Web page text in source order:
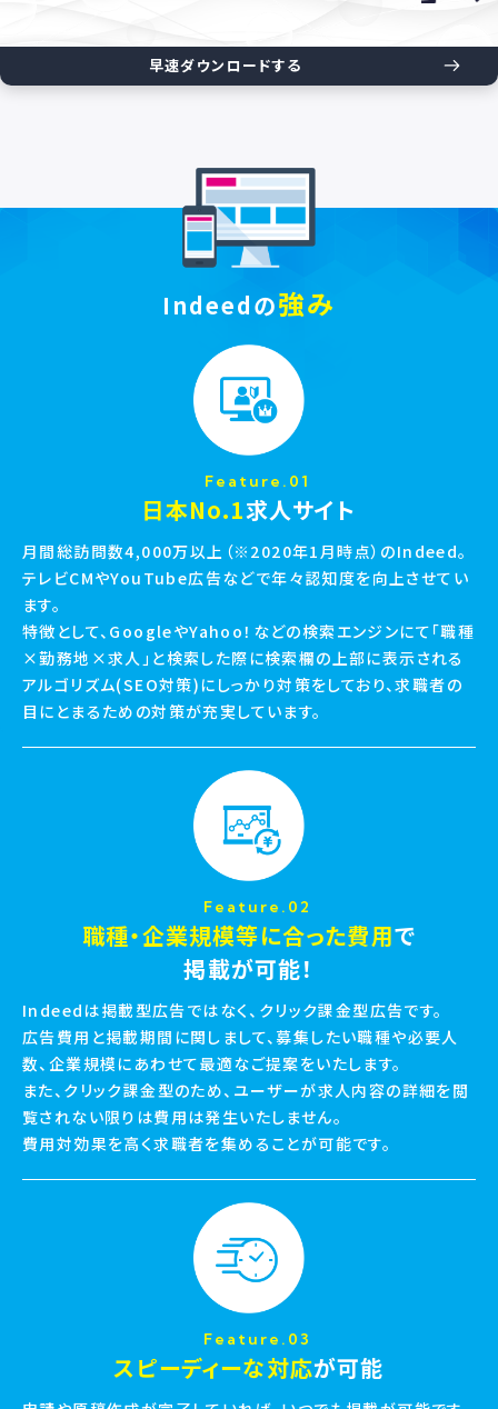
早速ダウンロードする
Indeedの強み
Feature.01
日本No.1求人サイト
月間総訪問数4,000万以上（※2020年1月時点）のIndeed。
テレビCMやYouTube広告などで年々認知度を向上させてい
ます。
特徴として、GoogleやYahoo！などの検索エンジンにて「職種
×勤務地×求人」と検索した際に検索欄の上部に表示される
アルゴリズム(SEO対策)にしっかり対策をしており、求職者の
目にとまるための対策が充実しています。
Feature.02
職種・企業規模等に合った費用で
掲載が可能！
Indeedは掲載型広告ではなく、クリック課金型広告です。
広告費用と掲載期間に関しまして、募集したい職種や必要人
数、企業規模にあわせて最適なご提案をいたします。
また、クリック課金型のため、ユーザーが求人内容の詳細を閲
覧されない限りは費用は発生いたしません。
費用対効果を高く求職者を集めることが可能です。
Feature.03
スピーディーな対応が可能